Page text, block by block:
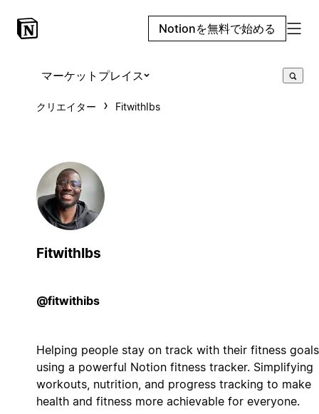
Notionを無料で始める
マーケットプレイス
クリエイター FitwithIbs
FitwithIbs
@fitwithibs
Helping people stay on track with their fitness goals
using a powerful Notion fitness tracker. Simplifying
workouts, nutrition, and progress tracking to make
health and fitness more achievable for everyone.